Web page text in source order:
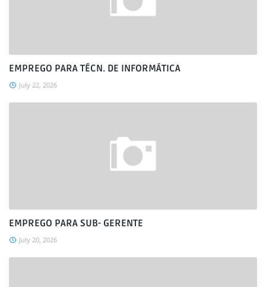
EMPREGO PARA TÉCN. DE INFORMÁTICA
July 22, 2026
EMPREGO PARA SUB- GERENTE
July 20, 2026